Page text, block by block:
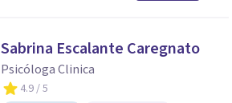
Sabrina Escalante Caregnato
Psicóloga Clinica
4.9/ 5